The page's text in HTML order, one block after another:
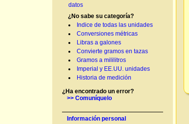
datos
¿No sabe su categoría?
Indice de todas las unidades
Conversiones métricas
Libras a galones
Convierte gramos en tazas
Gramos a mililitros
Imperial y EE.UU. unidades
Historia de medición
¿Ha encontrado un error?
>> Comuníquelo
Información personal